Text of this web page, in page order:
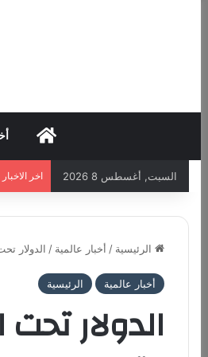
السبت, أغسطس 8 2026 اخر الاخبار
الرئيسية / أخبار عالمية / الدولار
أخبار عالمية الرئيسية
الدولار